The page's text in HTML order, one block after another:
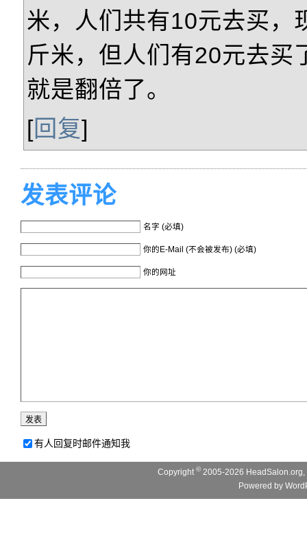
米，人们共有10元去买，
斤米，但人们有20元去买
就是翻倍了。
[回复]
发表评论
名字 (必填)
你的E-Mail (不会被发布) (必填)
你的网址
有人回复时邮件通知我
Copyright© 2005-2026
Powered by